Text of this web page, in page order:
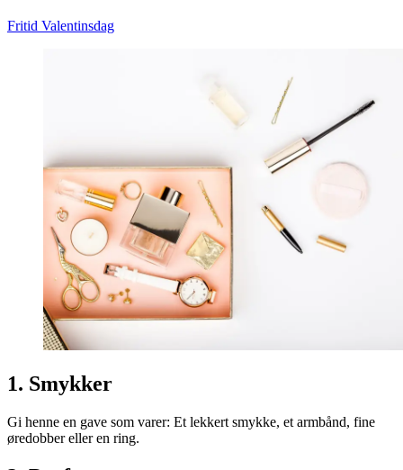
Fritid Valentinsdag
1. Smykker
Gi henne en gave som varer: Et lekkert smykke, et armbånd, fine
øredobber eller en ring.